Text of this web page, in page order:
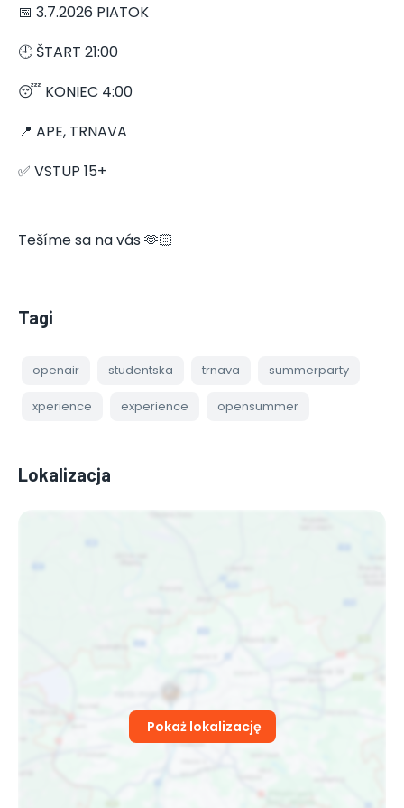
📅 3.7.2026 PIATOK
🕘 ŠTART 21:00
😴 KONIEC 4:00
📍 APE, TRNAVA
✅ VSTUP 15+
Tešíme sa na vás 🫶🏻
Tagi
openair studentska trnava summerparty
xperience experience opensummer
Lokalizacja
Pokaż lokalizację